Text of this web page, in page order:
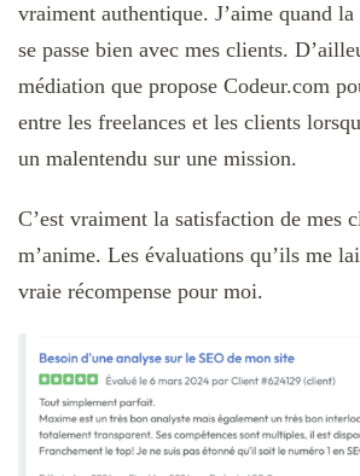
vraiment authentique. J’aime quand
se passe bien avec mes clients.
médiation que propose Codeur.com
entre les freelances et les clients
un malentendu sur une mission.
C’est vraiment la satisfaction de mes
m’anime. Les évaluations qu’ils me
vraie récompense pour moi.